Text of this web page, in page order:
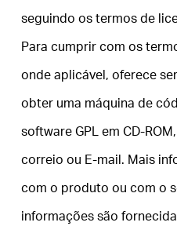
Portuguese
seguindo os termos de
Para cumprir com os
onde aplicável, oferece
obter uma máquina de
software GPL em CD-
correio ou E-mail. Mais
com o produto ou com o
informações são